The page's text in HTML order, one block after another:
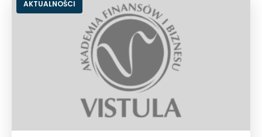
AKTUALNOŚCI